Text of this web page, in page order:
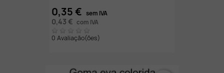
0,35 € sem IVA
0,43 € com IVA
0 Avaliação(ões)